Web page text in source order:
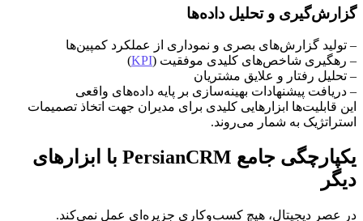
گزارش‌گیری و تحلیل داده‌ها
– تولید گزارش‌های بصری و نموداری از عملکرد کمپین‌ها
– رهگیری شاخص‌های کلیدی موفقیت (KPI
)
– تحلیل رفتار و علایق مشتریان
– دریافت پیشنهادات بهینه‌سازی بر پایه داده‌های واقعی
این قابلیت‌ها ابزارهایی کلیدی برای مدیران جهت اتخاذ تصمیمات
استراتژیک به شمار می‌روند.
یکپارچگی جامع PersianCRM با ابزارهای
دیگر
در عصر دیجیتال، هیچ کسب‌وکاری جزیره‌ای عمل نمی‌کند.